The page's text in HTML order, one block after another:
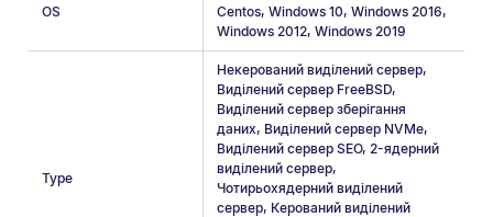
OS
Centos,Windows 10,Windows 2016,
Windows 2012,Windows 2019
Type
Некерований виділений сервер,
Виділений сервер FreeBSD,
Виділений сервер зберігання
даних, Виділений сервер NVMe,
Виділений сервер SEO, 2-ядерний
виділений сервер,
Чотирьохядерний виділений
сервер, Керований виділений